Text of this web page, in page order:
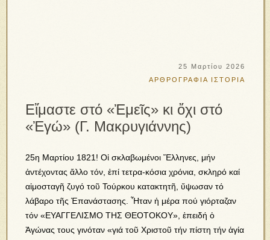
25 Μαρτίου 2026
ΑΡΘΡΟΓΡΑΦΙΑ ΙΣΤΟΡΙΑ
Εἴμαστε στό «Ἐμεῖς» κι ὄχι στό
«Ἐγώ» (Γ. Μακρυγιάννης)
25η Μαρτίου 1821! Οἱ σκλαβωμένοι Ἕλληνες, μήν
ἀντέχοντας ἄλλο τόν, ἐπί τετρα-κόσια χρόνια, σκληρό καί
αἱμοσταγῆ ζυγό τοῦ Τούρκου κατακτητῆ, ὕψωσαν τό
λάβαρο τῆς Ἐπανάστασης. Ἦταν ἡ μέρα πού γιόρταζαν
τόν «ΕΥΑΓΓΕΛΙΣΜΟ ΤΗΣ ΘΕΟΤΟΚΟΥ», ἐπειδή ὁ
Ἀγώνας τους γινόταν «γιά τοῦ Χριστοῦ τήν πίστη τήν ἁγία